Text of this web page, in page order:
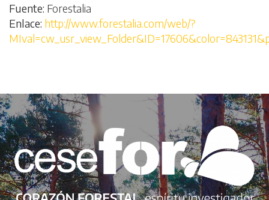
Fuente: Forestalia
Enlace: http://www.forestalia.com/web/?